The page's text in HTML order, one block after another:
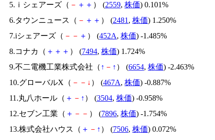
5.ｉシェアーズ（ － ＋ ＋ ） (2559, 株価) 0.101%
6.タウンニュース（ － ＋ ＋ ） (2481 , 株価) 1.250%
7.iシェアーズ（ － － ＋ ） (452A, 株価) -1.485%
8.コナカ（ ＋ ＋ ＋ ） (7494, 株価) 1.724%
9.不二電機工業株式会社（ ↑ － ↑ ） (6654, 株価) -2.463%
10.グローバルX（ － － ↓ ） (467A, 株価) -0.887%
11.丸八ホール（ ＋ － ↑ ） (3504, 株価) -0.958%
12.セブン工業（ ＋ － － ） (7896, 株価) -1.754%
13.株式会社ハウス（ ＋ － ↑ ） (7506, 株価) 0.072%